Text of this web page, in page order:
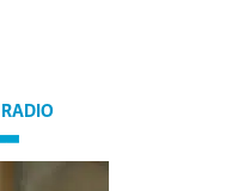
RADIO